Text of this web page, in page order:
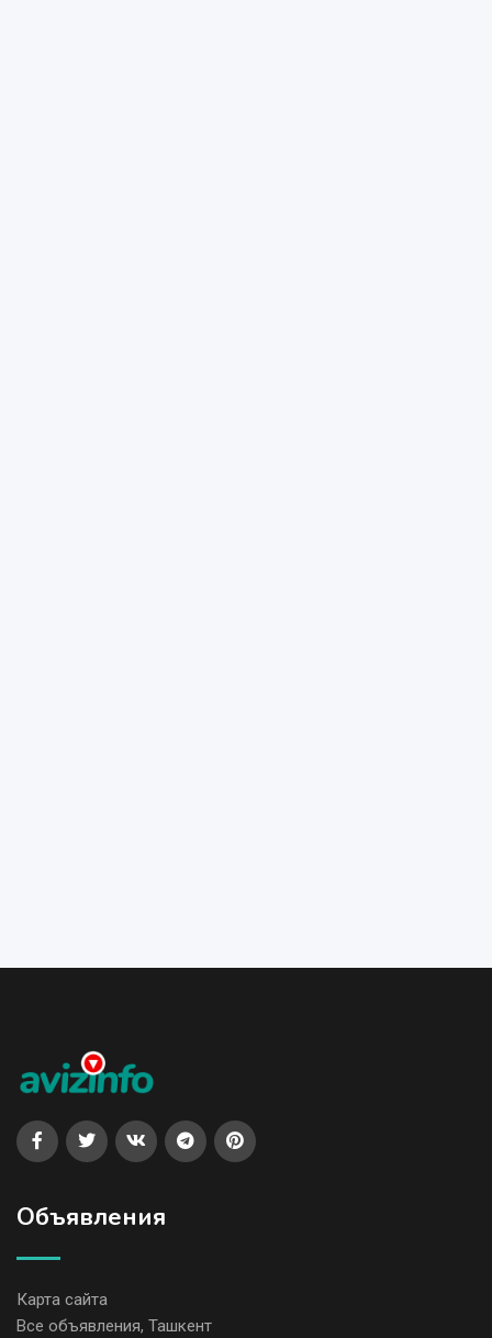
Объявления
Карта сайта
Все объявления, Ташкент